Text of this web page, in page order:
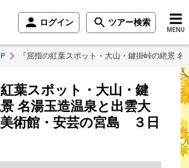
ログイン ツアー検索
MENU
『屈指の紅葉スポット・大山・鍵掛峠の絶景
紅葉スポット・大山・鍵
名湯玉造温泉と出雲大
術館・安芸の宮島 ３日